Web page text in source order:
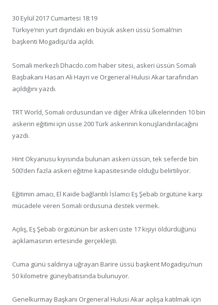
30 Eylül 2017 Cumartesi 18:19
Türkiye’nin yurt dışındaki en büyük askeri üssü Somali’nin
başkenti Mogadişu’da açıldı.
Somali merkezli Dhacdo.com haber sitesi, askeri üssün Somali
Başbakanı Hasan Ali Hayri ve Orgeneral Hulusi Akar tarafından
açıldığını yazdı.
TRT World, Somali ordusundan ve diğer Afrika ülkelerinden 10 bin
askerin eğitimi için üsse 200 Türk askerinin konuşlandırılacağını
yazdı.
Hint Okyanusu kıyısında bulunan askeri üssün, tek seferde bin
500’den fazla askeri eğitme kapasitesinde olduğu belirtiliyor.
Eğitimin amacı, El Kaide bağlantılı İslamcı Eş Şebab örgütüne karşı
mücadele veren Somali ordusuna destek vermek.
Açılış, Eş Şebab örgütünün bir askeri üste 17 kişiyi öldürdüğünü
açıklamasının ertesinde gerçekleşti.
Cuma günü saldırıya uğrayan Barire üssü başkent Mogadişu’nun
50 kilometre güneybatısında bulunuyor.
Genelkurmay Başkanı Orgeneral Hulusi Akar açılışa katılmak için